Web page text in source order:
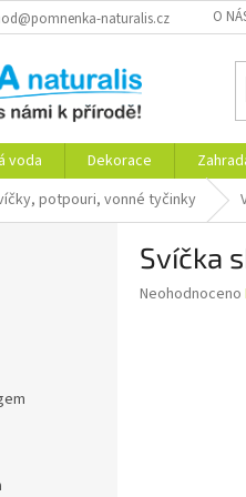
naturalis.cz O
voda Dekorace
potpouri, vonné tyčinky
Svíčka
Průměrné
Neohodnoceno